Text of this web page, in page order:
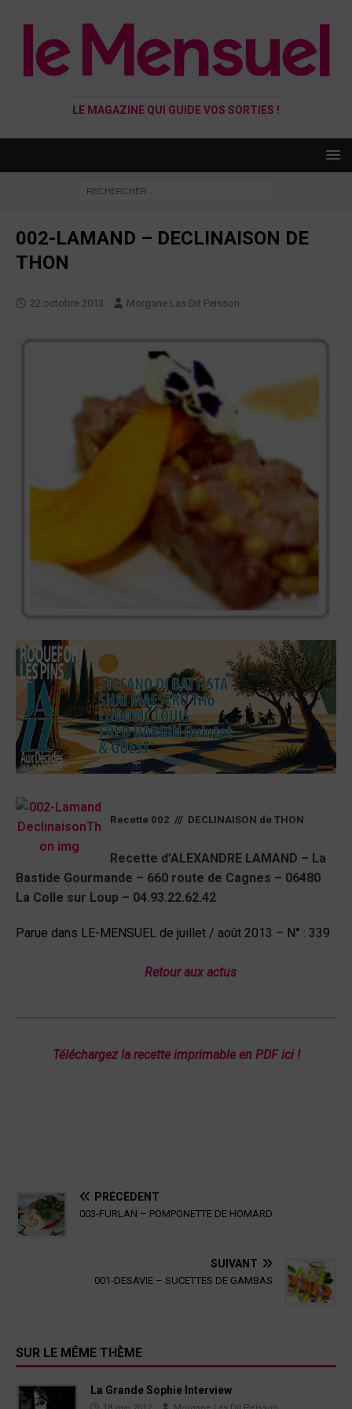
LE MAGAZINE QUI GUIDE VOS SORTIES !
002-LAMAND – DECLINAISON DE
THON
22 octobre 2013 Morgane Las Dit Peisson
Recette 002 /// DECLINAISON de THON
Recette d’ALEXANDRE LAMAND – La
Bastide Gourmande – 660 route de Cagnes – 06480
La Colle sur Loup – 04.93.22.62.42
Parue dans LE-MENSUEL de juillet / août 2013 – N° : 339
Retour aux actus
Téléchargez la recette imprimable en PDF ici !
PRÉCÉDENT
003-FURLAN – POMPONETTE DE HOMARD
SUIVANT
001-DESAVIE – SUCETTES DE GAMBAS
SUR LE MÊME THÈME
La Grande Sophie Interview